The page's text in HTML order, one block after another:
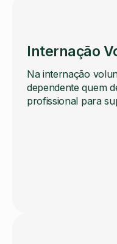
Internação
Na internação
dependente quem
profissional para